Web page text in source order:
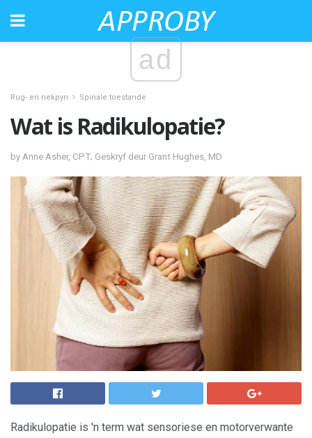
ad
Rug- en nekpyn Spinale toestande
Wat is Radikulopatie?
by Anne Asher, CPT; Geskryf deur Grant Hughes, MD
Radikulopatie is 'n term wat sensoriese en motorverwante